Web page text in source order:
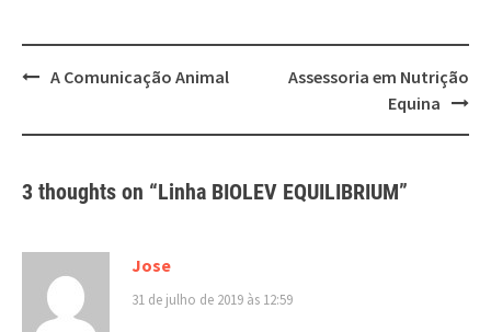
PostA Comunicação Animal
Assessoria em Nutrição
Equina
3 thoughts on “Linha BIOLEV EQUILIBRIUM”
Jose
31 de julho de 2019 às 12:59